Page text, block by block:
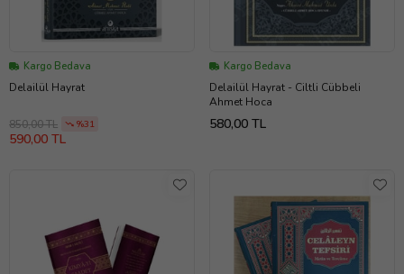
Kargo Bedava
Delailül Hayrat
850,00 TL %31
590,00 TL
Kargo Bedava
Delailül Hayrat - Ciltli Cübbeli
Ahmet Hoca
580,00 TL